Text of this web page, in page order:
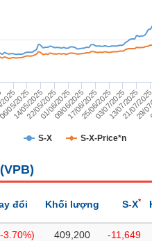
S-X S-X-Price*n
05/2025
14/05/2025
22/05/2025
01/06/2025
09/06/2025
17/06/2025
25/06/2025
03/07/2025
13/07/2025
21/07/29/
VPB)
đổi Khối lượng S-X*
3.70%) 409,200 -11,649